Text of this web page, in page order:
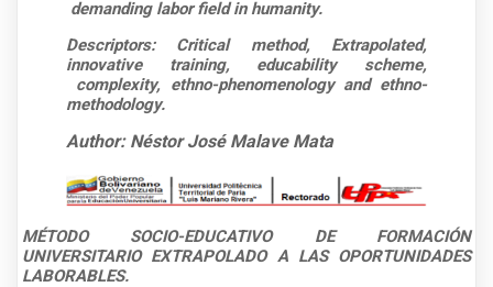
demanding labor field in humanity.
Descriptors: Critical method, Extrapolated,
innovative training, educability scheme,
complexity, ethno-phenomenology and ethno-
methodology.
Author: Néstor José Malave Mata
MÉTODO SOCIO-EDUCATIVO DE FORMACIÓN
UNIVERSITARIO EXTRAPOLADO A LAS OPORTUNIDADES
LABORABLES.